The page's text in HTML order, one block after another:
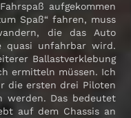
aufgekommen
Spaß“ fahren, muss
die das Auto
quasi unfahrbar wird.
Ballastverklebung
ermitteln müssen. Ich
die ersten drei Piloten
werden. Das bedeutet
auf dem Chassis an